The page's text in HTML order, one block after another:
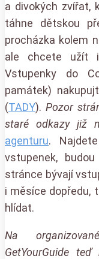
a divokých zvířat,
táhne dětskou
procházka kolem
ale chcete užít i
Vstupenky do
památek)
(TADY). Pozor
staré odkazy již
agenturu.
vstupenek,
stránce bývají
i měsíce dopředu,
hlídat.
Na
GetYourGuide